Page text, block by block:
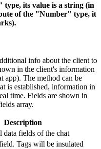
its value is a string (in
of the "Number" type, it
info about the client to
in the client's information
app). The method can be
is established, information in
time. Fields are shown in
array.
Description
fields of the chat
Tags will be insulated